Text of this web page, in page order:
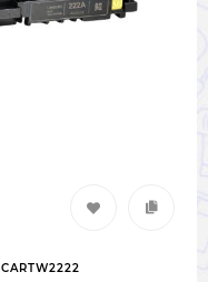
CARTW2222